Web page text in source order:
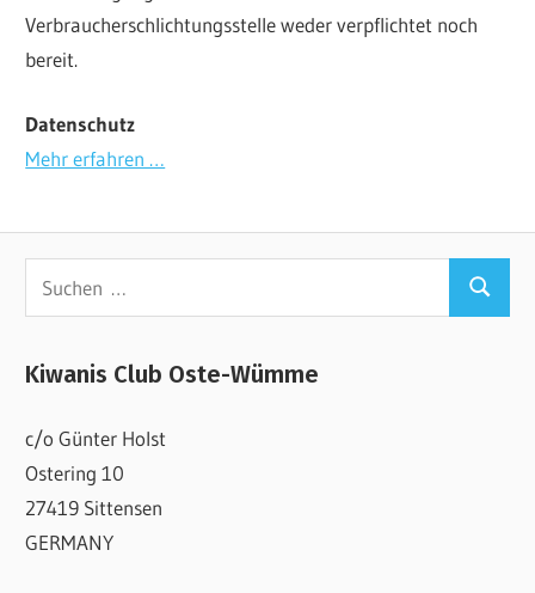
Verbraucherschlichtungsstelle weder verpflichtet noch
bereit.
Datenschutz
Mehr erfahren …
Suchen
Kiwanis Club Oste-Wümme
c/o Günter Holst
Ostering 10
27419 Sittensen
GERMANY